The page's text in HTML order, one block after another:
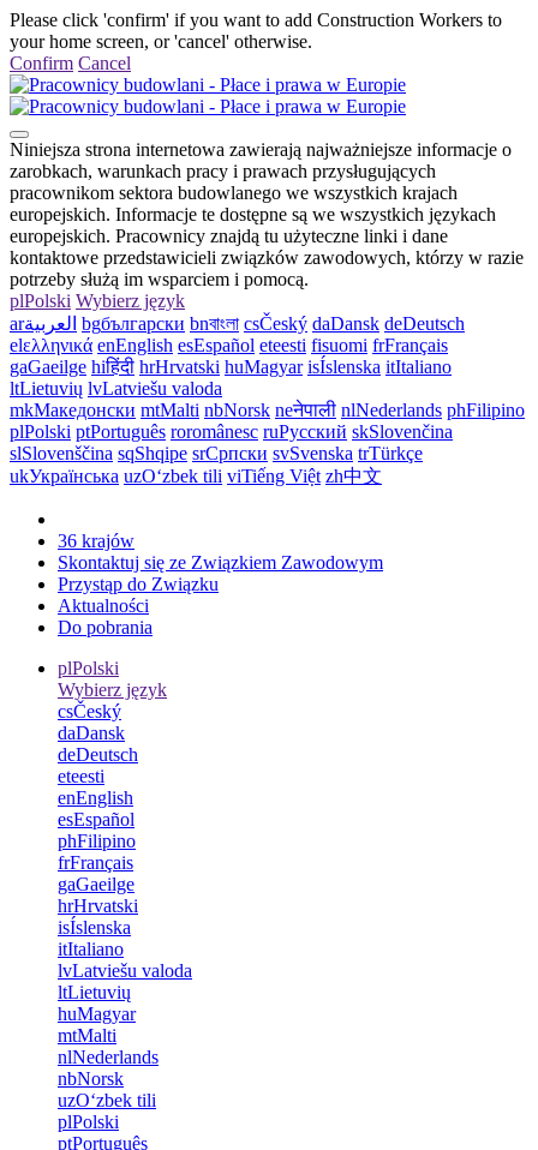
Please click 'confirm' if you want to add Construction Workers to
your home screen, or 'cancel' otherwise.
Confirm Cancel
Niniejsza strona internetowa zawierają najważniejsze informacje o
zarobkach, warunkach pracy i prawach przysługujących
pracownikom sektora budowlanego we wszystkich krajach
europejskich. Informacje te dostępne są we wszystkich językach
europejskich. Pracownicy znajdą tu użyteczne linki i dane
kontaktowe przedstawicieli związków zawodowych, którzy w razie
potrzeby służą im wsparciem i pomocą.
plPolski Wybierz język
arالعربية bgбългарски bnবাংলা csČeský daDansk deDeutsch
elελληνικά enEnglish esEspañol eteesti fisuomi frFrançais
gaGaeilge hiहिंदी hrHrvatski huMagyar isÍslenska itItaliano
ltLietuvių lvLatviešu valoda
mkМакедонски mtMalti nbNorsk neनेपाली nlNederlands phFilipino
plPolski ptPortuguês roromânesc ruРусский skSlovenčina
slSlovenščina sqShqipe srСрпски svSvenska trTürkçe
ukУкраїнська uzOʻzbek tili viTiếng Việt zh中文
36 krajów
Skontaktuj się ze Związkiem Zawodowym
Przystąp do Związku
Aktualności
Do pobrania
plPolski
Wybierz język
csČeský
daDansk
deDeutsch
eteesti
enEnglish
esEspañol
phFilipino
frFrançais
gaGaeilge
hrHrvatski
isÍslenska
itItaliano
lvLatviešu valoda
ltLietuvių
huMagyar
mtMalti
nlNederlands
nbNorsk
uzOʻzbek tili
plPolski
ptPortuguês